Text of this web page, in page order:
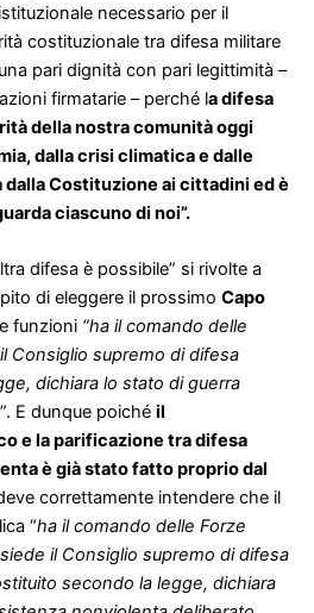
necessario per il
costituzionale tra difesa militare
pari dignità con pari legittimità –
firmatarie – perché la difesa
della nostra comunità oggi
dalla crisi climatica e dalle
Costituzione ai cittadini ed è
ciascuno di noi”.
difesa è possibile” si rivolte a
di eleggere il prossimo Capo
funzioni “ha il comando delle
Consiglio supremo di difesa
dichiara lo stato di guerra
”. E dunque poiché il
e la parificazione tra difesa
è già stato fatto proprio dal
correttamente intendere che il
“ha il comando delle Forze
il Consiglio supremo di difesa
secondo la legge, dichiara